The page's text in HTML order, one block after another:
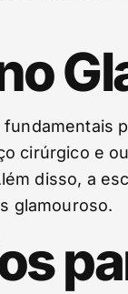
cirúrgico e
disso, a
glamouroso.